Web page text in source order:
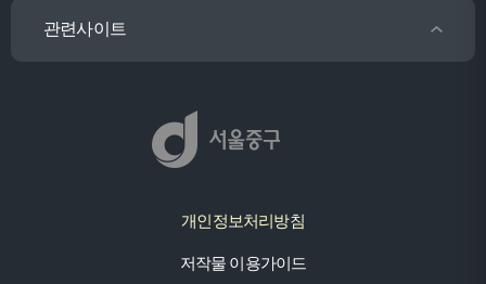
관련사이트
개인정보처리방침
저작물 이용가이드